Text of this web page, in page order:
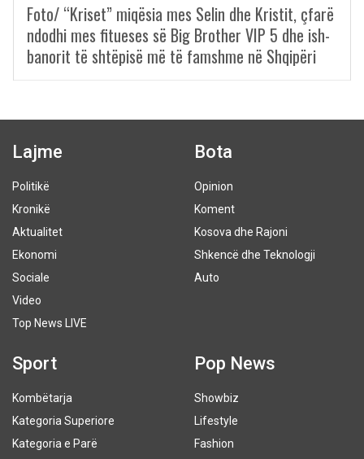
Foto/ “Kriset” miqësia mes Selin dhe Kristit, çfarë
ndodhi mes fitueses së Big Brother VIP 5 dhe ish-
banorit të shtëpisë më të famshme në Shqipëri
Lajme
Politikë
Kronikë
Aktualitet
Ekonomi
Sociale
Video
Top News LIVE
Bota
Opinion
Koment
Kosova dhe Rajoni
Shkencë dhe Teknologji
Auto
Sport
Kombëtarja
Kategoria Superiore
Kategoria e Parë
Pop News
Showbiz
Lifestyle
Fashion